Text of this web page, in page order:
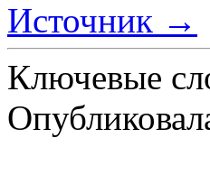
Источник →
Ключевые